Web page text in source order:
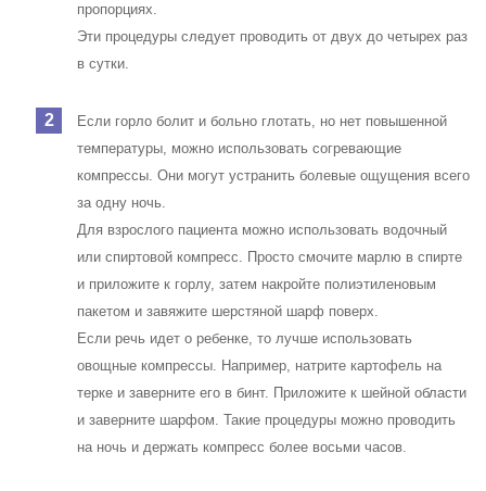
пропорциях.
Эти процедуры следует проводить от двух до четырех раз
в сутки.
Если горло болит и больно глотать, но нет повышенной
температуры, можно использовать согревающие
компрессы. Они могут устранить болевые ощущения всего
за одну ночь.
Для взрослого пациента можно использовать водочный
или спиртовой компресс. Просто смочите марлю в спирте
и приложите к горлу, затем накройте полиэтиленовым
пакетом и завяжите шерстяной шарф поверх.
Если речь идет о ребенке, то лучше использовать
овощные компрессы. Например, натрите картофель на
терке и заверните его в бинт. Приложите к шейной области
и заверните шарфом. Такие процедуры можно проводить
на ночь и держать компресс более восьми часов.